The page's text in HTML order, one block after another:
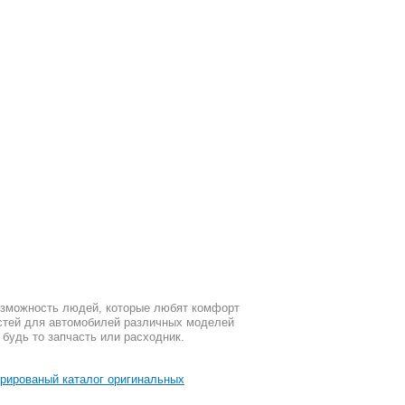
людей, которые любят комфорт
для автомобилей различных моделей
то запчасть или расходник.
каталог оригинальных